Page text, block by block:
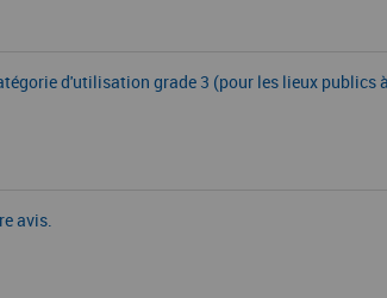
d'utilisation grade 3 (pour les lieux
avis.